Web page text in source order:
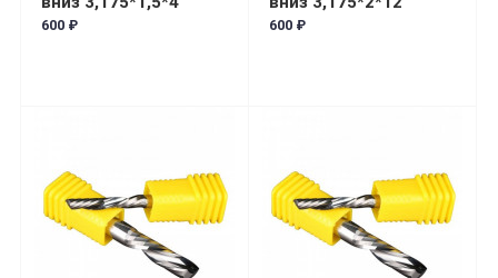
600 ₽ 600 ₽